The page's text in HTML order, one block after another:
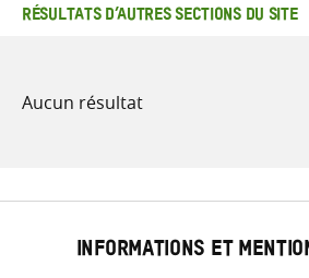
RÉSULTATS D’AUTRES SECTIONS DU SITE
Aucun résultat
INFORMATIONS ET